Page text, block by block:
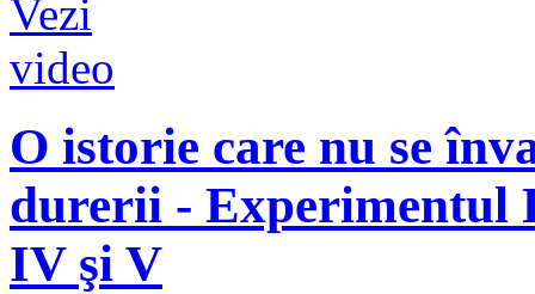
O istorie care nu se
durerii - Experimentul
IV şi V